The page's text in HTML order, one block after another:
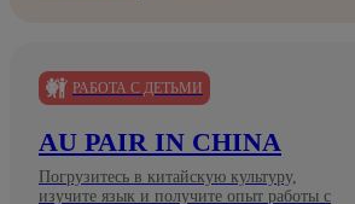
РАБОТА С ДЕТЬМИ
AU PAIR IN CHINA
Погрузитесь в китайскую культуру,
изучите язык и получите опыт работы с